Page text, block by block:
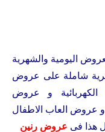
اليومية والشهرية
شاملة على عروض
الكهربائية و عروض
عروض العاب الاطفال
هذا فى عروض رنين